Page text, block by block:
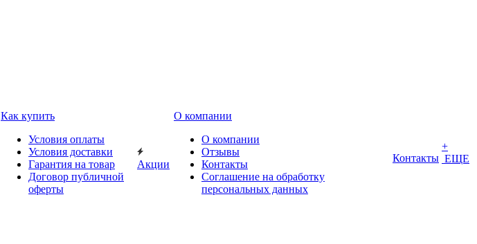
Как купить
Условия оплаты
Условия доставки
Гарантия на товар
Договор публичной
оферты
Акции
О компании
О компании
Отзывы
Контакты
Соглашение на обработку
персональных данных
Контакты
+
ЕЩЕ